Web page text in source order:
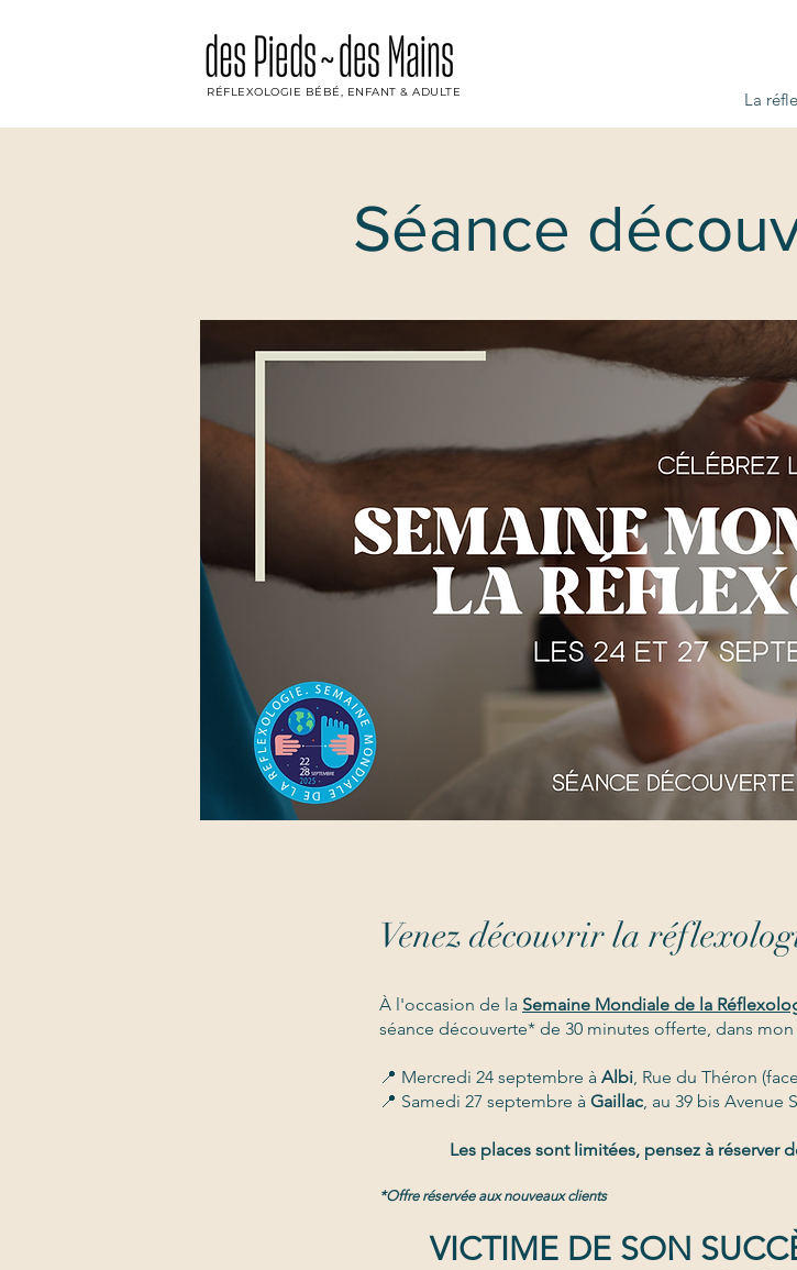
La
RÉFLEXOLOGIE BÉBÉ, ENFANT & ADULTE
Séance
Venez découvrir la
À l'occasion de la Semaine Mondiale de la
séance découverte* de 30 minutes offerte, dans
📍 Mercredi 24 septembre à Albi, Rue du Théron
📍 Samedi 27 septembre à Gaillac, au 39 bis Avenue
Les places sont limitées, pensez à réserver
*Offre réservée aux nouveaux clients
VICTIME DE SON